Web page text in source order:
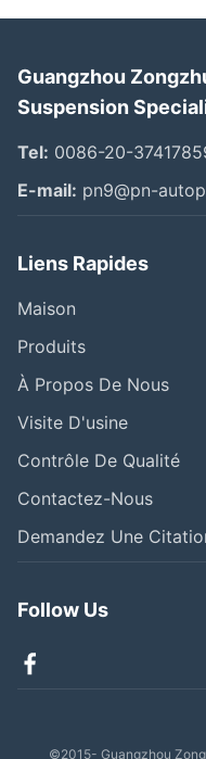
Guangzhou
Suspension
Tel: 0086-20-
E-mail: pn9@pn-
Liens Rapides
Maison
Produits
À Propos De Nous
Visite D'usine
Contrôle De Qualité
Contactez-Nous
Demandez Une
Follow Us
©2015- Guangzhou